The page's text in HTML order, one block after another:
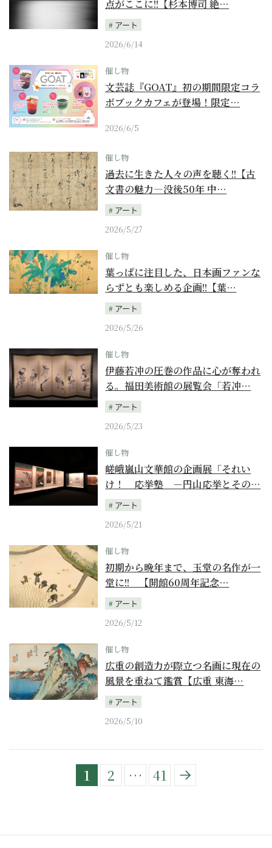
点がここに!!【杉本博司 絶…
アート
2026/6/14
催し物
文芸誌『GOAT』初の期間限定コラ
ボブックカフェが登場！限定…
2026/6/5
催し物
過去に生きた人々の声を聴く!!【古
文書の魅力―没後50年 中…
アート
2026/5/27
催し物
葉っぱに注目した、日本画ファンな
らずとも楽しめる企画!!【葉…
アート
2026/5/26
催し物
伊藤若冲の圧巻の作品に心が奪われ
る。福田美術館の展覧会「若冲…
アート
2026/5/23
催し物
嵯峨嵐山文華館の企画展「それい
け！ 応挙塾 －円山応挙とその…
アート
2026/5/21
催し物
初期から晩年まで、玉堂の名作が一
堂に!! 【開館60周年記念…
アート
2026/5/12
催し物
広重の創造力が際立つ名画に現在の
風景を重ねて鑑賞【広重 東海…
アート
2026/5/10
1 2 … 41